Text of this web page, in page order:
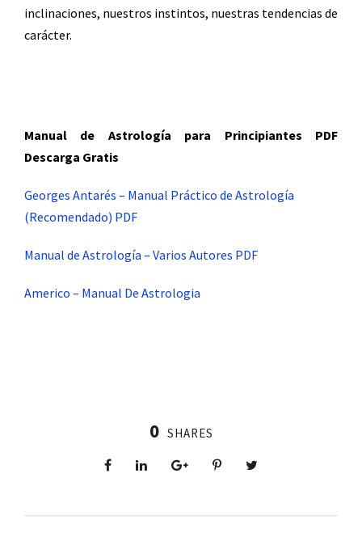
inclinaciones, nuestros instintos, nuestras tendencias de
carácter.
Manual de Astrología para Principiantes PDF
Descarga Gratis
Georges Antarés – Manual Práctico de Astrología
(Recomendado) PDF
Manual de Astrología – Varios Autores PDF
Americo – Manual De Astrologia
0 SHARES